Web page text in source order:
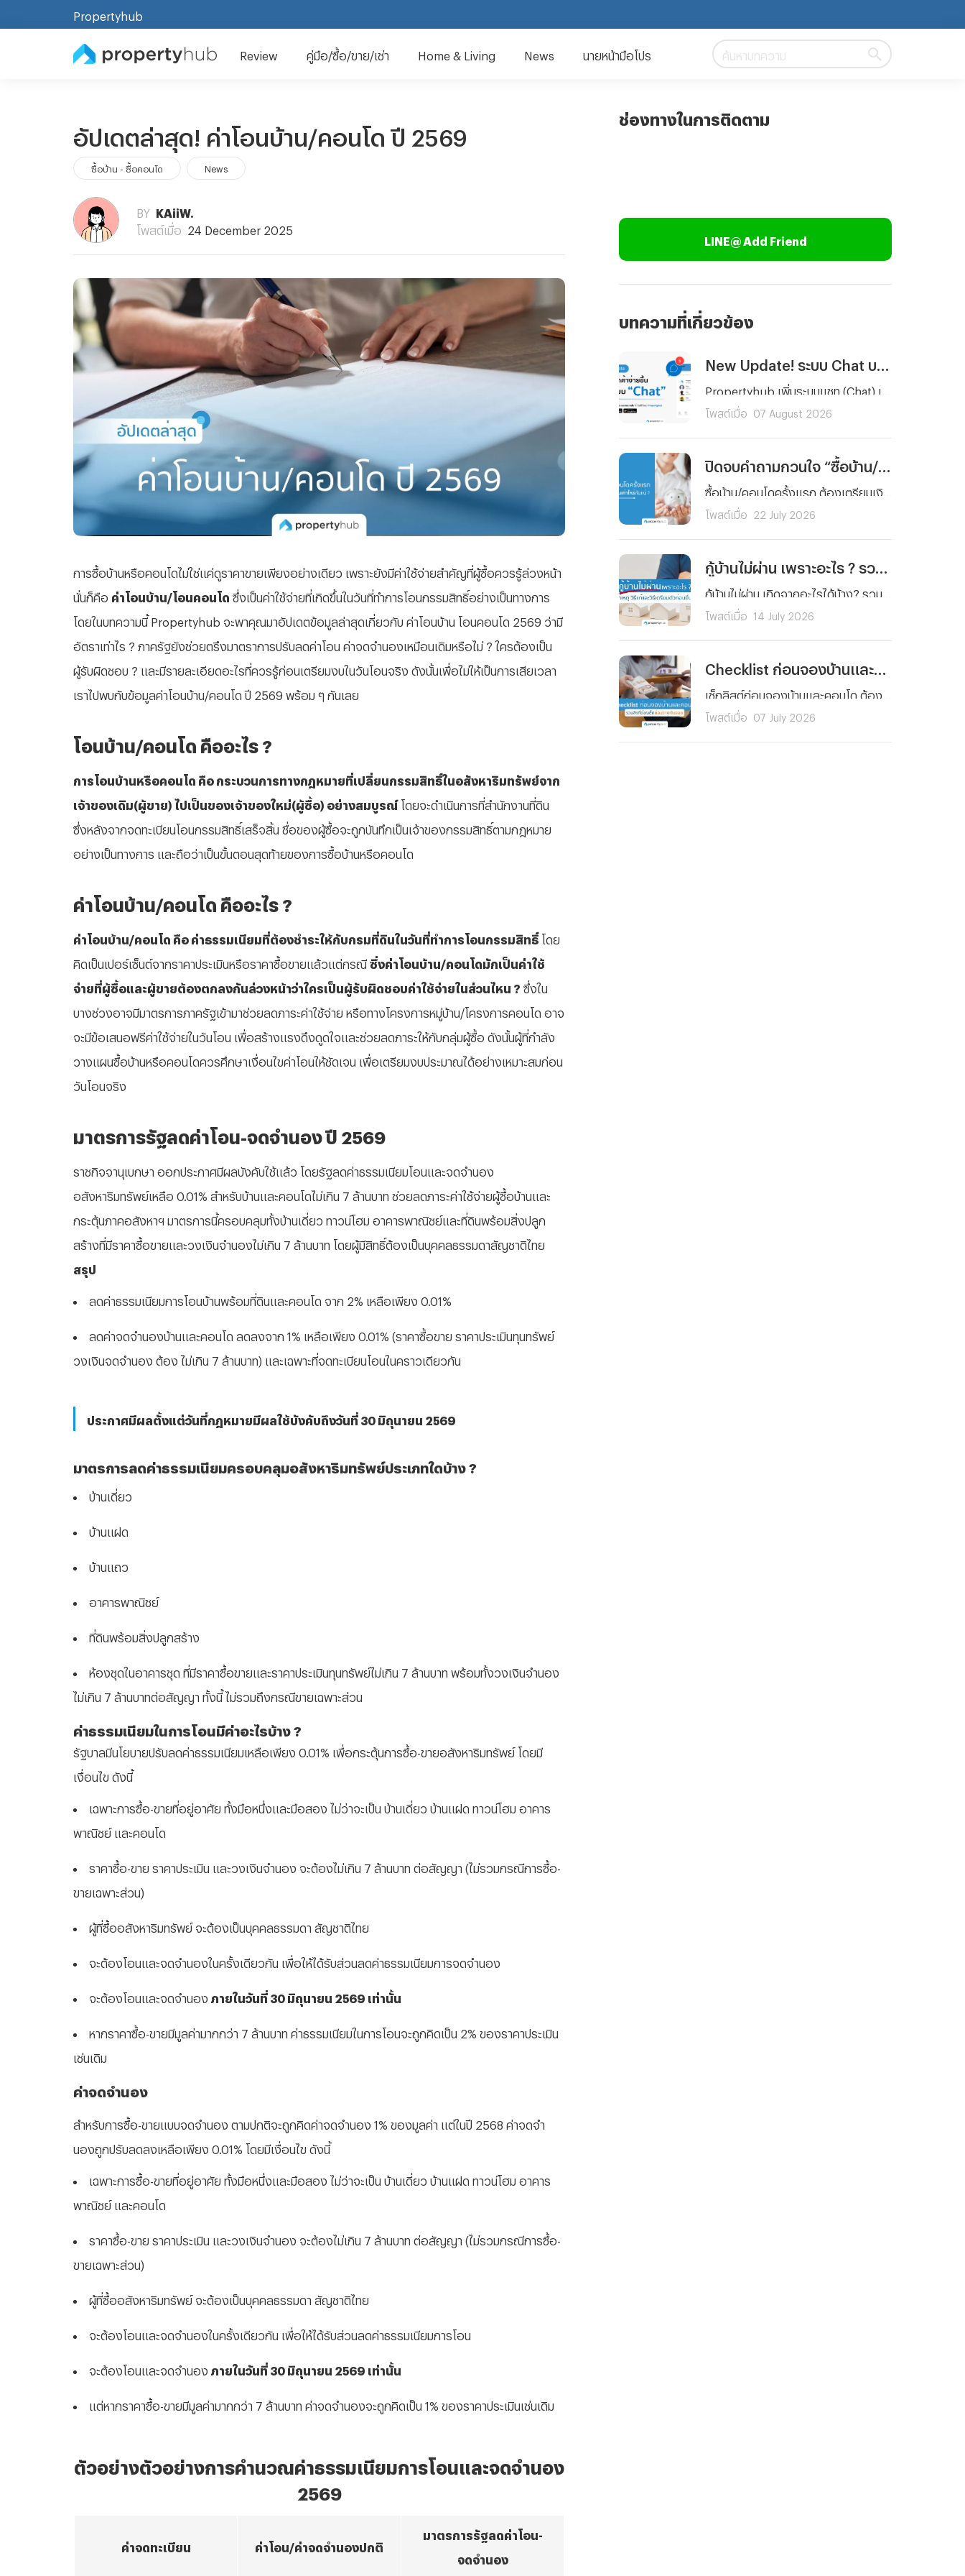
Propertyhub
Review คู่มือ/ซื้อ/ขาย/เช่า Home & Living News นายหน้ามือโปร ค้นหาบทความ
อัปเดตล่าสุด! ค่าโอนบ้าน/คอนโด ปี 2569
ซื้อบ้าน - ซื้อคอนโด News
BY
KAiiW.
โพสต์เมื่อ
24 December 2025
การซื้อบ้านหรือคอนโดไม่ใช่แค่ดูราคาขายเพียงอย่างเดียว เพราะยังมีค่าใช้จ่ายสำคัญที่ผู้ซื้อควรรู้ล่วงหน้า
นั่นก็คือ ค่าโอนบ้าน/โอนคอนโด ซึ่งเป็นค่าใช้จ่ายที่เกิดขึ้นในวันที่ทำการโอนกรรมสิทธิ์อย่างเป็นทางการ
โดยในบทความนี้ Propertyhub จะพาคุณมาอัปเดตข้อมูลล่าสุดเกี่ยวกับ ค่าโอนบ้าน โอนคอนโด 2569 ว่ามี
อัตราเท่าไร ? ภาครัฐยังช่วยตรึงมาตราการปรับลดค่าโอน ค่าจดจำนองเหมือนเดิมหรือไม่ ? ใครต้องเป็น
ผู้รับผิดชอบ ? และมีรายละเอียดอะไรที่ควรรู้ก่อนเตรียมงบในวันโอนจริง ดังนั้นเพื่อไม่ให้เป็นการเสียเวลา
เราไปพบกับข้อมูลค่าโอนบ้าน/คอนโด ปี 2569 พร้อม ๆ กันเลย
โอนบ้าน/คอนโด คืออะไร ?
การโอนบ้านหรือคอนโด คือ กระบวนการทางกฎหมายที่เปลี่ยนกรรมสิทธิ์ในอสังหาริมทรัพย์จาก
เจ้าของเดิม(ผู้ขาย) ไปเป็นของเจ้าของใหม่(ผู้ซื้อ) อย่างสมบูรณ์โดยจะดำเนินการที่สำนักงานที่ดิน
ซึ่งหลังจากจดทะเบียนโอนกรรมสิทธิ์เสร็จสิ้น ชื่อของผู้ซื้อจะถูกบันทึกเป็นเจ้าของกรรมสิทธิ์ตามกฎหมาย
อย่างเป็นทางการ และถือว่าเป็นขั้นตอนสุดท้ายของการซื้อบ้านหรือคอนโด
ค่าโอนบ้าน/คอนโด คืออะไร ?
ค่าโอนบ้าน/คอนโด คือ ค่าธรรมเนียมที่ต้องชำระให้กับกรมที่ดินในวันที่ทำการโอนกรรมสิทธิ์ โดย
คิดเป็นเปอร์เซ็นต์จากราคาประเมินหรือราคาซื้อขายแล้วแต่กรณี ซึ่งค่าโอนบ้าน/คอนโดมักเป็นค่าใช้
จ่ายที่ผู้ซื้อและผู้ขายต้องตกลงกันล่วงหน้าว่าใครเป็นผู้รับผิดชอบค่าใช้จ่ายในส่วนไหน ? ซึ่งใน
บางช่วงอาจมีมาตรการภาครัฐเข้ามาช่วยลดภาระค่าใช้จ่าย หรือทางโครงการหมู่บ้าน/โครงการคอนโด อาจ
จะมีข้อเสนอฟรีค่าใช้จ่ายในวันโอน เพื่อสร้างแรงดึงดูดใจและช่วยลดภาระให้กับกลุ่มผู้ซื้อ ดังนั้นผู้ที่กำลัง
วางแผนซื้อบ้านหรือคอนโดควรศึกษาเงื่อนไขค่าโอนให้ชัดเจน เพื่อเตรียมงบประมาณได้อย่างเหมาะสมก่อน
วันโอนจริง
มาตรการรัฐลดค่าโอน-จดจำนอง ปี 2569
ราชกิจจานุเบกษา ออกประกาศมีผลบังคับใช้แล้ว โดยรัฐลดค่าธรรมเนียมโอนและจดจำนอง
อสังหาริมทรัพย์เหลือ 0.01% สำหรับบ้านและคอนโดไม่เกิน 7 ล้านบาท ช่วยลดภาระค่าใช้จ่ายผู้ซื้อบ้านและ
กระตุ้นภาคอสังหาฯ มาตรการนี้ครอบคลุมทั้งบ้านเดี่ยว ทาวน์โฮม อาคารพาณิชย์และที่ดินพร้อมสิ่งปลูก
สร้างที่มีราคาซื้อขายและวงเงินจำนองไม่เกิน 7 ล้านบาท โดยผู้มีสิทธิ์ต้องเป็นบุคคลธรรมดาสัญชาติไทย
สรุป
ลดค่าธรรมเนียมการโอนบ้านพร้อมที่ดินและคอนโด จาก 2% เหลือเพียง 0.01%
ลดค่าจดจำนองบ้านและคอนโด ลดลงจาก 1% เหลือเพียง 0.01% (ราคาซื้อขาย ราคาประเมินทุนทรัพย์
วงเงินจดจำนอง ต้อง ไม่เกิน 7 ล้านบาท) และเฉพาะที่จดทะเบียนโอนในคราวเดียวกัน
ประกาศมีผลตั้งแต่วันที่กฎหมายมีผลใช้บังคับถึงวันที่ 30 มิถุนายน 2569
มาตรการลดค่าธรรมเนียมครอบคลุมอสังหาริมทรัพย์ประเภทใดบ้าง ?
บ้านเดี่ยว
บ้านแฝด
บ้านแถว
อาคารพาณิชย์
ที่ดินพร้อมสิ่งปลูกสร้าง
ห้องชุดในอาคารชุด ที่มีราคาซื้อขายและราคาประเมินทุนทรัพย์ไม่เกิน 7 ล้านบาท พร้อมทั้งวงเงินจำนอง
ไม่เกิน 7 ล้านบาทต่อสัญญา ทั้งนี้ ไม่รวมถึงกรณีขายเฉพาะส่วน
ค่าธรรมเนียมในการโอนมีค่าอะไรบ้าง ?
รัฐบาลมีนโยบายปรับลดค่าธรรมเนียมเหลือเพียง 0.01% เพื่อกระตุ้นการซื้อ-ขายอสังหาริมทรัพย์ โดยมี
เงื่อนไข ดังนี้
เฉพาะการซื้อ-ขายที่อยู่อาศัย ทั้งมือหนึ่งและมือสอง ไม่ว่าจะเป็น บ้านเดี่ยว บ้านแฝด ทาวน์โฮม อาคาร
พาณิชย์ และคอนโด
ราคาซื้อ-ขาย ราคาประเมิน และวงเงินจำนอง จะต้องไม่เกิน 7 ล้านบาท ต่อสัญญา (ไม่รวมกรณีการซื้อ-
ขายเฉพาะส่วน)
ผู้ที่ซื้ออสังหาริมทรัพย์ จะต้องเป็นบุคคลธรรมดา สัญชาติไทย
จะต้องโอนและจดจำนองในครั้งเดียวกัน เพื่อให้ได้รับส่วนลดค่าธรรมเนียมการจดจำนอง
จะต้องโอนและจดจำนอง ภายในวันที่ 30 มิถุนายน 2569 เท่านั้น
หากราคาซื้อ-ขายมีมูลค่ามากกว่า 7 ล้านบาท ค่าธรรมเนียมในการโอนจะถูกคิดเป็น 2% ของราคาประเมิน
เช่นเดิม
ค่าจดจำนอง
สำหรับการซื้อ-ขายแบบจดจำนอง ตามปกติจะถูกคิดค่าจดจำนอง 1% ของมูลค่า แต่ในปี 2568 ค่าจดจำ
นองถูกปรับลดลงเหลือเพียง 0.01% โดยมีเงื่อนไข ดังนี้
เฉพาะการซื้อ-ขายที่อยู่อาศัย ทั้งมือหนึ่งและมือสอง ไม่ว่าจะเป็น บ้านเดี่ยว บ้านแฝด ทาวน์โฮม อาคาร
พาณิชย์ และคอนโด
ราคาซื้อ-ขาย ราคาประเมิน และวงเงินจำนอง จะต้องไม่เกิน 7 ล้านบาท ต่อสัญญา (ไม่รวมกรณีการซื้อ-
ขายเฉพาะส่วน)
ผู้ที่ซื้ออสังหาริมทรัพย์ จะต้องเป็นบุคคลธรรมดา สัญชาติไทย
จะต้องโอนและจดจำนองในครั้งเดียวกัน เพื่อให้ได้รับส่วนลดค่าธรรมเนียมการโอน
จะต้องโอนและจดจำนอง ภายในวันที่ 30 มิถุนายน 2569 เท่านั้น
แต่หากราคาซื้อ-ขายมีมูลค่ามากกว่า 7 ล้านบาท ค่าจดจำนองจะถูกคิดเป็น 1% ของราคาประเมินเช่นเดิม
ตัวอย่างตัวอย่างการคำนวณค่าธรรมเนียมการโอนและจดจำนอง
2569
ค่าจดทะเบียน ค่าโอน/ค่าจดจำนองปกติ
มาตรการรัฐลดค่าโอน-
จดจำนอง
ช่องทางในการติดตาม
LINE@ Add Friend
บทความที่เกี่ยวข้อง
โพสต์เมื่อ 07 August 2026
โพสต์เมื่อ 22 July 2026
โพสต์เมื่อ 14 July 2026
โพสต์เมื่อ 07 July 2026